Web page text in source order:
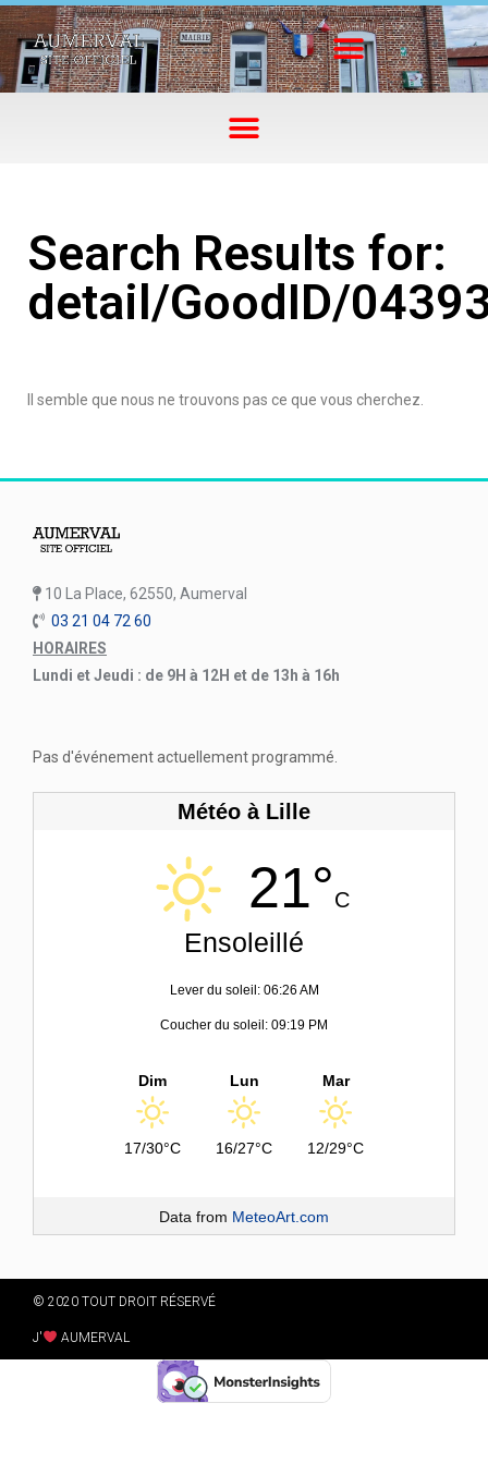
Search Results for:
detail/GoodID/
Il semble que nous ne trouvons pas ce que vous cherchez.
10 La Place, 62550, Aumerval
03 21 04 72 60
HORAIRES
Lundi et Jeudi : de 9H à 12H et de 13h à 16h
Pas d'événement actuellement programmé.
Météo à Lille
21°C
Ensoleillé
Lever du soleil: 06:26 AM
Coucher du soleil: 09:19 PM
Dim
17/30°C
Lun
16/27°C
Mar
12/29°C
Data from MeteoArt.com
© 2020 TOUT DROIT RÉSERVÉ
J' AUMERVAL